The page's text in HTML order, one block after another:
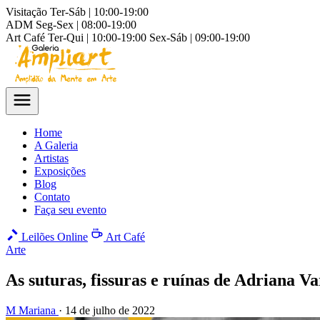
Visitação Ter-Sáb | 10:00-19:00
ADM Seg-Sex | 08:00-19:00
Art Café Ter-Qui | 10:00-19:00 Sex-Sáb | 09:00-19:00
Home
A Galeria
Artistas
Exposições
Blog
Contato
Faça seu evento
Leilões Online
Art Café
Arte
As suturas, fissuras e ruínas de Adriana
M Mariana · 14 de julho de 2022